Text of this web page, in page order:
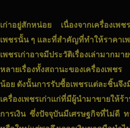
เก่าอยู่สักหน่อย เนื่องจากเครื่องเพช
เพชรนั้น ๆ และที่สำคัญที่ทำให้ราคาเ
เพชรเก่าอาจมีประวัติเรื่องเล่ามาก
หลายเรื่องทั้งสถานะของเครื่องเพ
น้อย ดังนั้นการรับซื้อเพชรแต่ละชิ้นจึง
เครื่องเพชรเก่าแก่ที่มีผู้นำมาขายให้ร้
การเงิน ซึ่งปัจจุบันมีเศรษฐกิจที่ไม่ดี